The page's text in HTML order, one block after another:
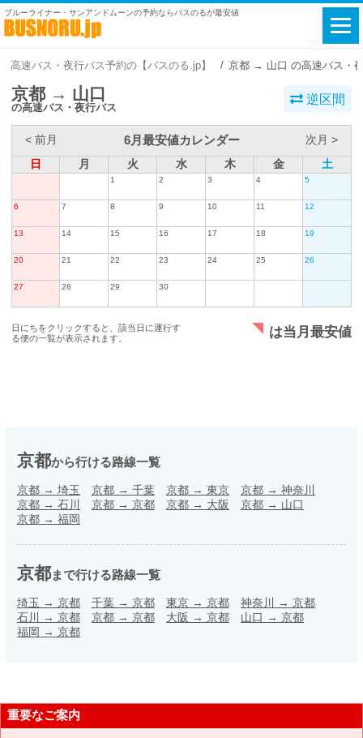
ブルーライナー・サンアンドムーンの予約ならバスのるが最安値
高速バス・夜行バス予約の【バスのる.jp】 京都 → 山口 の高速バス・
京都 → 山口
の高速バス・夜行バス
逆区間
< 前月 6月最安値カレンダー
次月 >
日
月 火 水 木 金 土
1 2 3 4 5
6 7 8 9 10 11 12
13 14 15 16 17 18 19
20 21 22 23 24 25 26
27 28 29 30
日にちをクリックすると、該当日に運行す
る便の一覧が表示されます。
は当月最安値
京都から行ける路線一覧
京都 → 埼玉 京都 → 千葉 京都 → 東京 京都 → 神奈川
京都 → 石川 京都 → 京都 京都 → 大阪 京都 → 山口
京都 → 福岡
京都まで行ける路線一覧
埼玉 → 京都 千葉 → 京都 東京 → 京都 神奈川 → 京都
石川 → 京都 京都 → 京都 大阪 → 京都 山口 → 京都
福岡 → 京都
重要なご案内